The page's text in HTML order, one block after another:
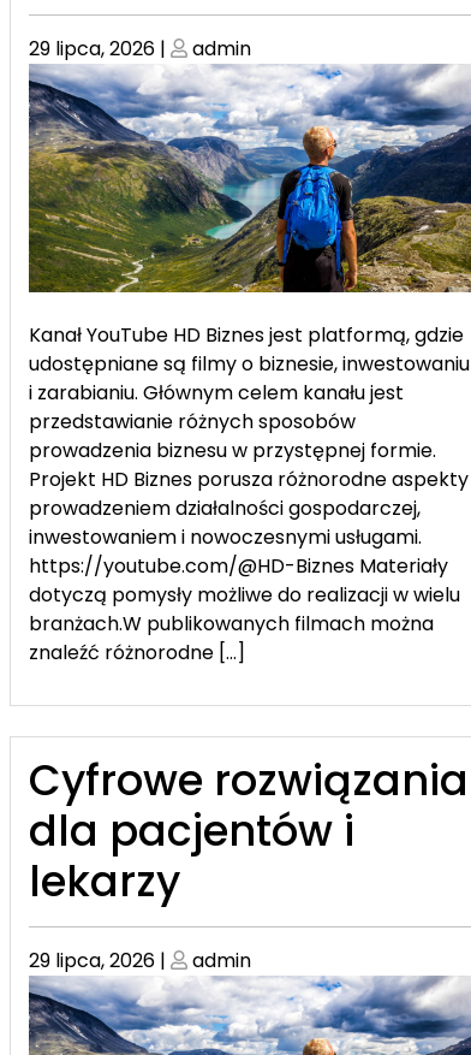
Posted
on
29 lipca, 2026| Posted
on
admin
Kanał YouTube HD Biznes jest platformą, gdzie
udostępniane są filmy o biznesie, inwestowaniu
i zarabianiu. Głównym celem kanału jest
przedstawianie różnych sposobów
prowadzenia biznesu w przystępnej formie.
Projekt HD Biznes porusza różnorodne aspekty
prowadzeniem działalności gospodarczej,
inwestowaniem i nowoczesnymi usługami.
https://youtube.com/@HD-Biznes Materiały
dotyczą pomysły możliwe do realizacji w wielu
branżach.W publikowanych filmach można
znaleźć różnorodne […]
Cyfrowe rozwiązania
dla pacjentów i
lekarzy
Posted
on
29 lipca, 2026| Posted
on
admin